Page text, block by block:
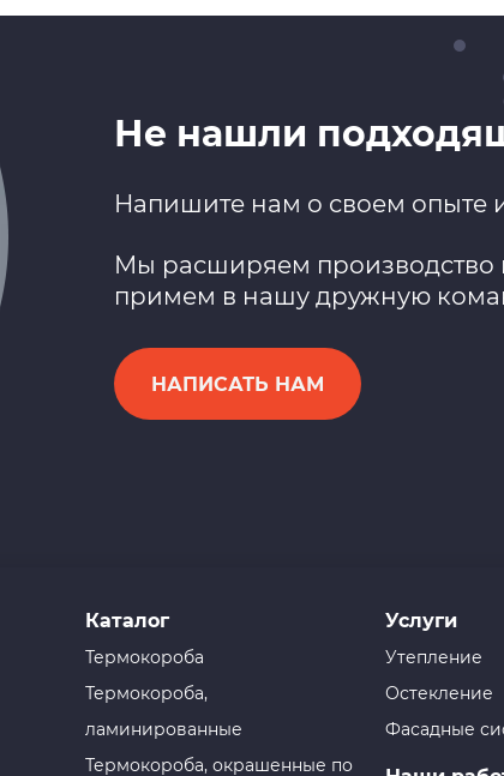
Не нашли
Напишите нам о своем опыте
Мы расширяем производство
примем в нашу дружную
НАПИСАТЬ НАМ
Каталог
Термокороба
Термокороба,
ламинированные
Термокороба, окрашенные по
Услуги
Утепление
Остекление
Фасадные